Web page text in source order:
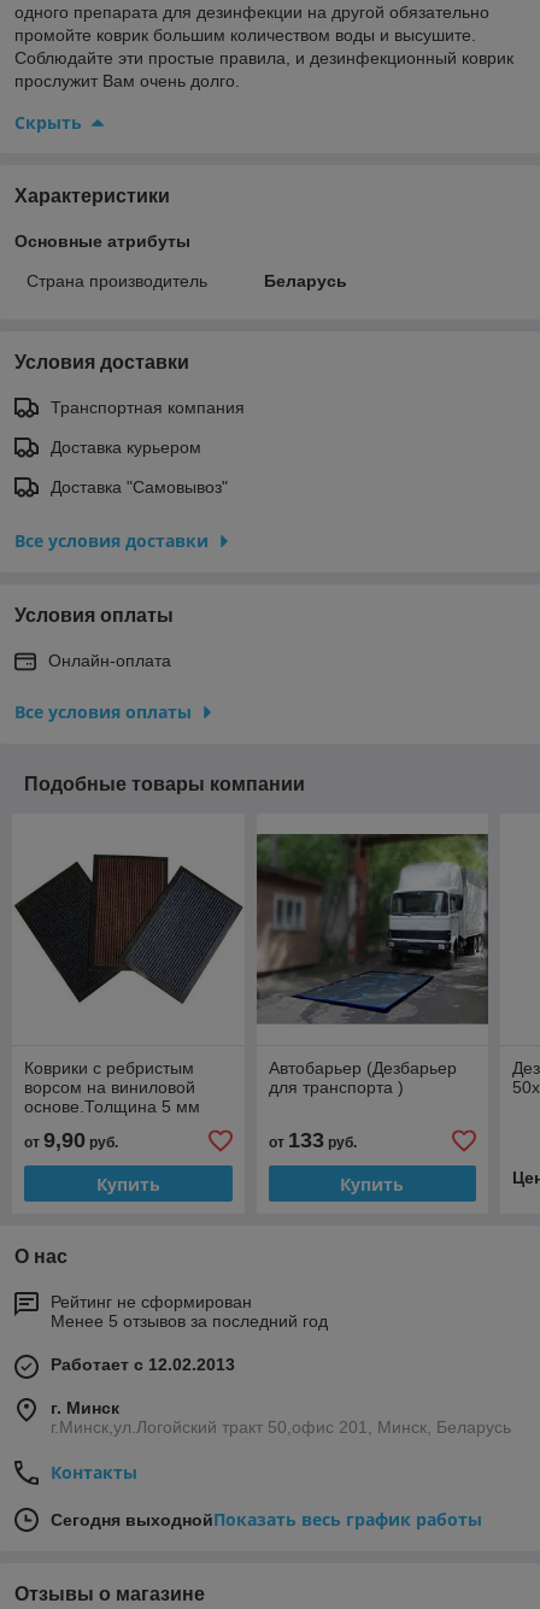
одного препарата для дезинфекции на другой обязательно
промойте коврик большим количеством воды и высушите.
Соблюдайте эти простые правила, и дезинфекционный коврик
прослужит Вам очень долго.
Скрыть
Характеристики
Основные атрибуты
Страна производитель Беларусь
Условия доставки
Транспортная компания
Доставка курьером
Доставка "Самовывоз"
Все условия доставки
Условия оплаты
Онлайн-оплата
Все условия оплаты
Подобные товары компании
Коврики с ребристым
ворсом на виниловой
основе.Толщина 5 мм
100*200 см )
от 9,90 руб.
Купить
Автобарьер (Дезбарьер
для транспорта )
от 133руб.
Купить
О нас
Рейтинг не сформирован
Менее 5 отзывов за последний год
Работает с 12.02.2013
г. Минск
г.Минск,ул.Логойский тракт 50,офис 201, Минск, Беларусь
Контакты
Сегодня выходнойПоказать весь график работы
Отзывы о магазине